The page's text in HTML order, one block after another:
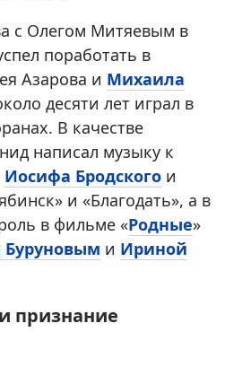
с Олегом Митяевым в
поработать в
Азарова и Михаила
десяти лет играл в
В качестве
написал музыку к
Иосифа Бродского и
и «Благодать», а в
в фильме «Родные»
Буруновым и Ириной
признание